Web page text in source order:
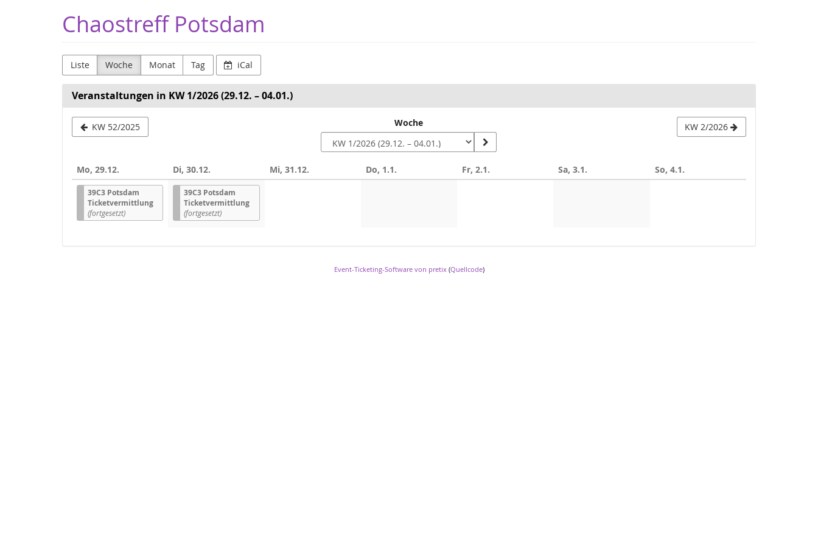
Chaostreff Potsdam
Liste Woche Monat Tag iCal
Veranstaltungen in KW 1/2026 (29.12. – 04.01.)
KW 52/2025
auswählen
Woche KW 2/2026
Mo, 29.12.
39C3 Potsdam
Ticketvermittlung
(fortgesetzt)
Di, 30.12.
39C3 Potsdam
Ticketvermittlung
(fortgesetzt)
Mi, 31.12. Do, 1.1. Fr, 2.1. Sa, 3.1. So, 4.1.
Event-Ticketing-Software von pretix(Quellcode)